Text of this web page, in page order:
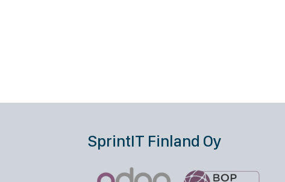
SprintIT Finland Oy